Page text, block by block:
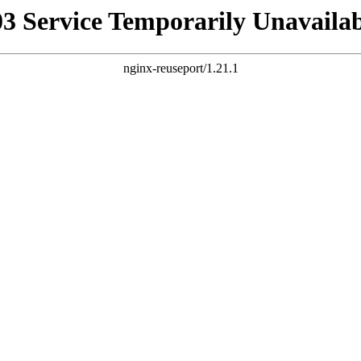
Service Temporarily
nginx-reuseport/1.21.1